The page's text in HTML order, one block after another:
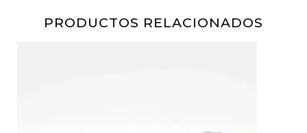
PRODUCTOS RELACIONADOS